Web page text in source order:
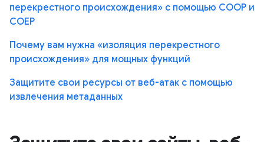
перекрестного происхождения» с помощью COOP и
COEP
Почему вам нужна «изоляция перекрестного
происхождения» для мощных функций
Защитите свои ресурсы от веб-атак с помощью
извлечения метаданных